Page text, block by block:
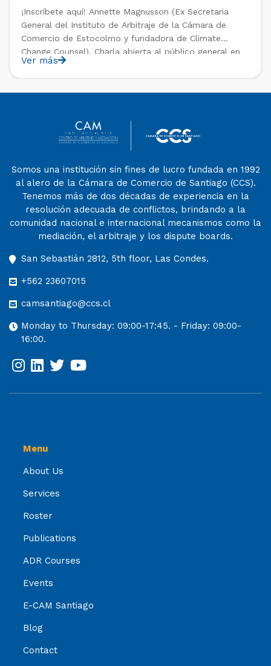
¡Inscríbete aquí! Annette Magnusson (Ex Secretaria
General del Instituto de Arbitraje de la Cámara de
Comercio de Estocolmo y fundadora de Climate
Change Counsel). Charla abierta al público general en
el marco del IV Diploma de Postítulo en Arbitraje
Nacional y Comercial Internacional, organizado por el
Departamento de Derecho Internacional […]
Ver más
Somos una institución sin fines de lucro fundada en 1992
al alero de la Cámara de Comercio de Santiago (CCS).
Tenemos más de dos décadas de experiencia en la
resolución adecuada de conflictos, brindando a la
comunidad nacional e internacional mecanismos como la
mediación, el arbitraje y los dispute boards.
San Sebastián 2812, 5th floor, Las Condes.
+562 23607015
camsantiago@ccs.cl
Monday to Thursday: 09:00-17:45. - Friday: 09:00-
16:00.
Menu
About Us
Services
Roster
Publications
ADR Courses
Events
E-CAM Santiago
Blog
Contact